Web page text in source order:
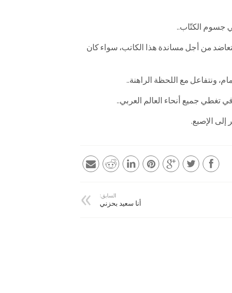
جسوم الكتّاب..
من أجل مساندة هذا الكاتب، سواء كان
ونتفاعل مع اللحظة الراهنة..
تغطي جميع أنحاء العالم العربي..
إلى الإصبع.
السابق:
أنا سعيد بحزني